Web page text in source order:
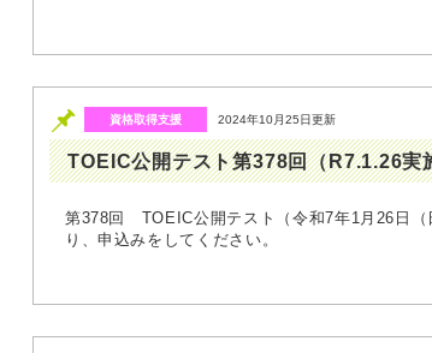
資格取得支援 2024年10月25日更新
TOEIC公開テスト第378回（R7.1.26実
第378回 TOEIC公開テスト（令和7年1月26日（
り、申込みをしてください